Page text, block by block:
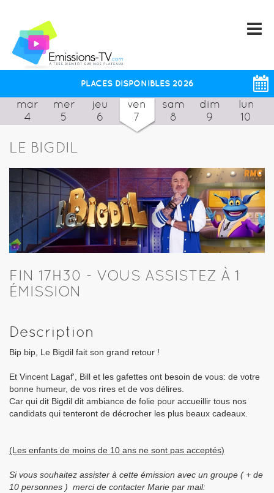
PLACES DISPONIBLES 2026
mar
4
mer
5
jeu
6
ven
7
sam
8
dim
9
lun
10
LE BIGDIL
FIN 17H30 - VOUS ASSISTEZ À 1
ÉMISSION
Description
Bip bip, Le Bigdil fait son grand retour !
Et Vincent Lagaf', Bill et les gafettes ont besoin de vous: de votre
bonne humeur, de vos rires et de vos délires.
Car qui dit Bigdil dit ambiance de folie pour accueillir tous nos
candidats qui tenteront de décrocher les plus beaux cadeaux.
(Les enfants de moins de 10 ans ne sont pas acceptés)
Si vous souhaitez assister à cette émission avec un groupe ( + de
10 personnes ) merci de contacter Marie par mail: